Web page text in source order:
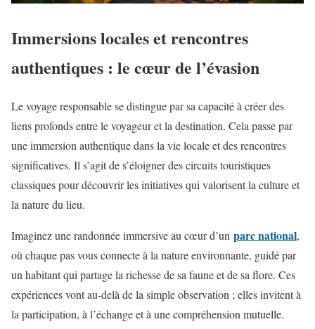
Immersions locales et rencontres
authentiques : le cœur de l’évasion
Le voyage responsable se distingue par sa capacité à créer des
liens profonds entre le voyageur et la destination. Cela passe par
une immersion authentique dans la vie locale et des rencontres
significatives. Il s’agit de s’éloigner des circuits touristiques
classiques pour découvrir les initiatives qui valorisent la culture et
la nature du lieu.
Imaginez une randonnée immersive au cœur d’un parc national,
où chaque pas vous connecte à la nature environnante, guidé par
un habitant qui partage la richesse de sa faune et de sa flore. Ces
expériences vont au-delà de la simple observation ; elles invitent à
la participation, à l’échange et à une compréhension mutuelle.